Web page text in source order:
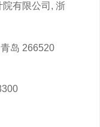
有限公司, 浙
岛 266520